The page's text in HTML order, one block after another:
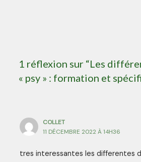
1 réflexion sur “Les
« psy » : formation et
COLLET
11 DÉCEMBRE 2022 À 14H36
tres interessantes les differentes